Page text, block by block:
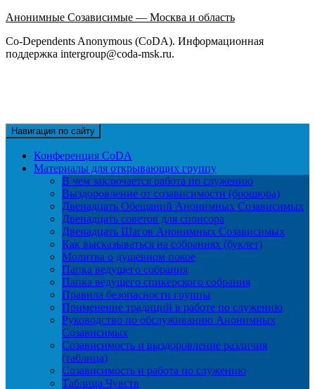
Анонимные Созависимые — Москва и область
Co-Dependents Anonymous (CoDA). Информационная
поддержка intergroup@coda-msk.ru.
Навигация по сайту
Конференция CoDA
Материалы для открывающих группу
В чем заключается работа по служению
Выздоровление от созависимости (брошюра)
Двенадцать Обещаний Анонимных Созависимых
Двенадцать советов для спонсора
Двенадцать Шагов Анонимных Созависимых
Как высказываться на собраниях (буклет)
Молитва о душевном покое
Папка ведущего собрания
Папка ведущего спикерского собрания
Правила безопасности группы
Применение традиций в работе по служению
Руководство по обслуживанию Анонимных
Созависимых
Созависимость и выздоровление различия
(таблица)
Созависимость и работа по служению
Таблица Чувств